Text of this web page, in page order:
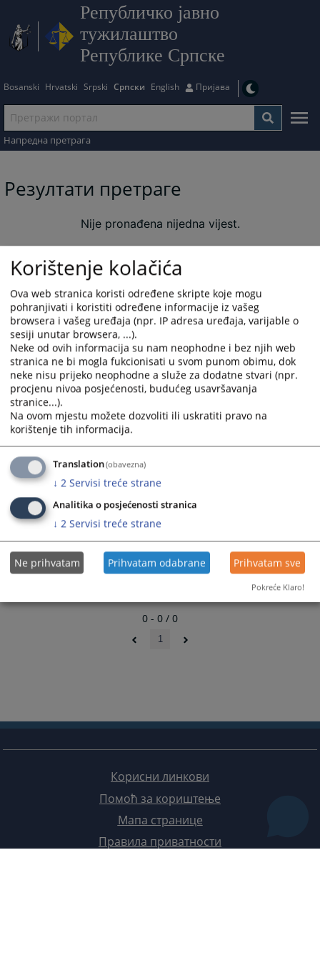
Републичко јавно
тужилаштво
Републике Српске
Bosanski Hrvatski Srpski Српски English Пријава
Напредна претрага
Резултати претраге
Nije pronađena nijedna vijest.
0 - 0 / 0
1
Корисни линкови
Помоћ за кориштење
Мапа странице
Правила приватности
Korištenje kolačića
Ova web stranica koristi određene skripte koje mogu
pohranjivati i koristiti određene informacije iz vašeg
browsera i vašeg uređaja (npr. IP adresa uređaja, varijable o
sesiji unutar browsera, ...).
Neke od ovih informacija su nam neophodne i bez njih web
stranica ne bi mogla fukcionisati u svom punom obimu, dok
neke nisu prijeko neophodne a služe za dodatne stvari (npr.
procjenu nivoa posjećenosti, budućeg usavršavanja
stranice...).
Na ovom mjestu možete dozvoliti ili uskratiti pravo na
korištenje tih informacija.
Translation(obavezna)
↓ 2 Servisi treće strane
Analitika o posjećenosti stranica
↓ 2 Servisi treće strane
Ne prihvatam Prihvatam odabrane Prihvatam sve
Pokreće Klaro!